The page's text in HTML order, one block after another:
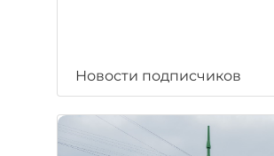
Новости подписчиков